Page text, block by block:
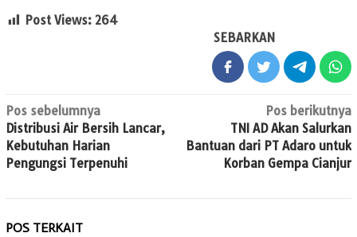
Post Views: 264
SEBARKAN
Navigasi
pos
Pos sebelumnya
Distribusi Air Bersih Lancar,
Kebutuhan Harian
Pengungsi Terpenuhi
Pos berikutnya
TNI AD Akan Salurkan
Bantuan dari PT Adaro untuk
Korban Gempa Cianjur
POS TERKAIT